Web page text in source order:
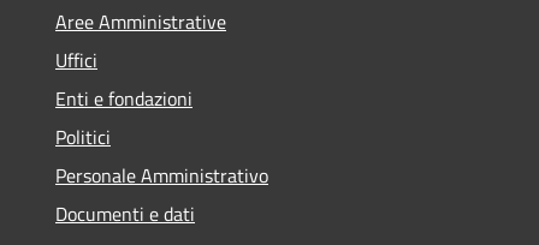
Aree Amministrative
Uffici
Enti e fondazioni
Politici
Personale Amministrativo
Documenti e dati